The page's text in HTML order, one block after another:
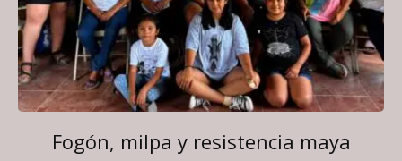
Fogón, milpa y resistencia maya